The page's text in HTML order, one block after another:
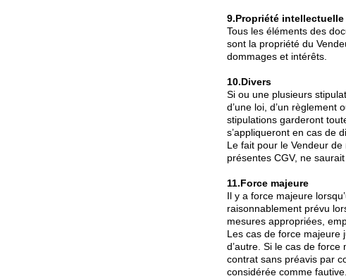
9.Propriété intellectuelle
Tous les éléments des
sont la propriété du
dommages et intérêts.
10.Divers
Si ou une plusieurs
d’une loi, d’un règlement
stipulations garderont
s’appliqueront en cas de
Le fait pour le Vendeur
présentes CGV, ne
11.Force majeure
Il y a force majeure
raisonnablement prévu
mesures appropriées,
Les cas de force majeure
d’autre. Si le cas de
contrat sans préavis par
considérée comme fautive.